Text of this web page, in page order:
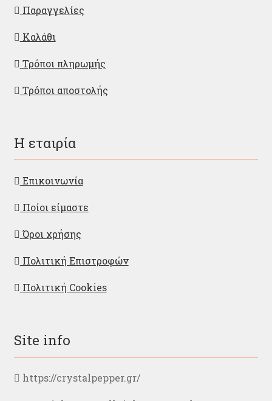
Παραγγελίες
Καλάθι
Τρόποι πληρωμής
Τρόποι αποστολής
Η εταιρία
Επικοινωνία
Ποίοι είμαστε
Όροι χρήσης
Πολιτική Επιστροφών
Πολιτική Cookies
Site info
https://crystalpepper.gr/